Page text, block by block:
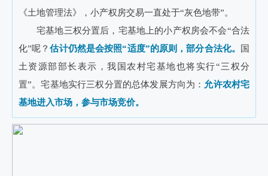
《土地管理法》，小产权房交易一直处于“灰色地带”。
宅基地三权分置后，宅基地上的小产权房会不会“合法
化”呢？估计仍然是会按照“适度”的原则，部分合法化。
国
土资源部部长表示，我国农村宅基地也将实行“三权分
置”。宅基地实行三权分置的总体发展方向为： 允许农村宅
基地进入市场，参与市场竞价。